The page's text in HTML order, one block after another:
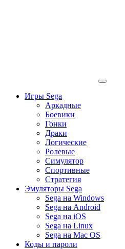
Игры Sega
Аркадные
Боевики
Гонки
Драки
Логические
Ролевые
Симулятор
Спортивные
Стратегия
Эмуляторы Sega
Sega на Windows
Sega на Android
Sega на iOS
Sega на Linux
Sega на Mac OS
Коды и пароли